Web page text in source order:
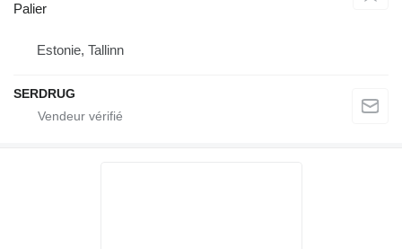
Palier
Estonie, Tallinn
SERDRUG